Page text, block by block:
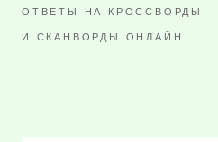
ОТВЕТЫ НА КРОССВОРДЫ
И СКАНВОРДЫ ОНЛАЙН